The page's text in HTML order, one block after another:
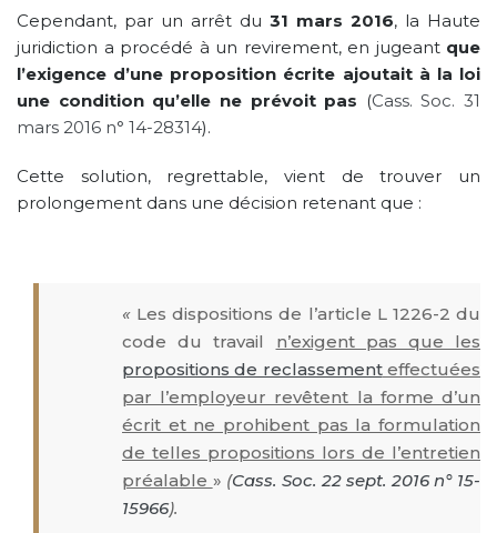
Cependant, par un arrêt du 31 mars 2016, la Haute
juridiction a procédé à un revirement, en jugeant que
l’exigence d’une proposition écrite ajoutait à la loi
une condition qu’elle ne prévoit pas (Cass. Soc. 31
mars 2016 n° 14-28314).
Cette solution, regrettable, vient de trouver un
prolongement dans une décision retenant que :
« Les dispositions de l’article L 1226-2 du
code du travail n’exigent pas que les
propositions de reclassementeffectuées
par l’employeur revêtent la forme d’un
écrit et ne prohibent pas la formulation
de telles propositions lors de l’entretien
préalable » (Cass. Soc. 22 sept. 2016 n° 15-
15966).